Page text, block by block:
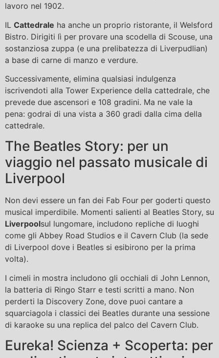
lavoro nel 1902.
IL Cattedrale ha anche un proprio ristorante, il Welsford
Bistro. Dirigiti lì per provare una scodella di Scouse, una
sostanziosa zuppa (e una prelibatezza di Liverpudlian)
a base di carne di manzo e verdure.
Successivamente, elimina qualsiasi indulgenza
iscrivendoti alla Tower Experience della cattedrale, che
prevede due ascensori e 108 gradini. Ma ne vale la
pena: godrai di una vista a 360 gradi dalla cima della
cattedrale.
The Beatles Story: per un
viaggio nel passato musicale di
Liverpool
Non devi essere un fan dei Fab Four per goderti questo
musical imperdibile. Momenti salienti al Beatles Story, su
Liverpoolsul lungomare, includono repliche di luoghi
come gli Abbey Road Studios e il Cavern Club (la sede
di Liverpool dove i Beatles si esibirono per la prima
volta).
I cimeli in mostra includono gli occhiali di John Lennon,
la batteria di Ringo Starr e testi scritti a mano. Non
perderti la Discovery Zone, dove puoi cantare a
squarciagola i classici dei Beatles durante una sessione
di karaoke su una replica del palco del Cavern Club.
Eureka! Scienza + Scoperta: per